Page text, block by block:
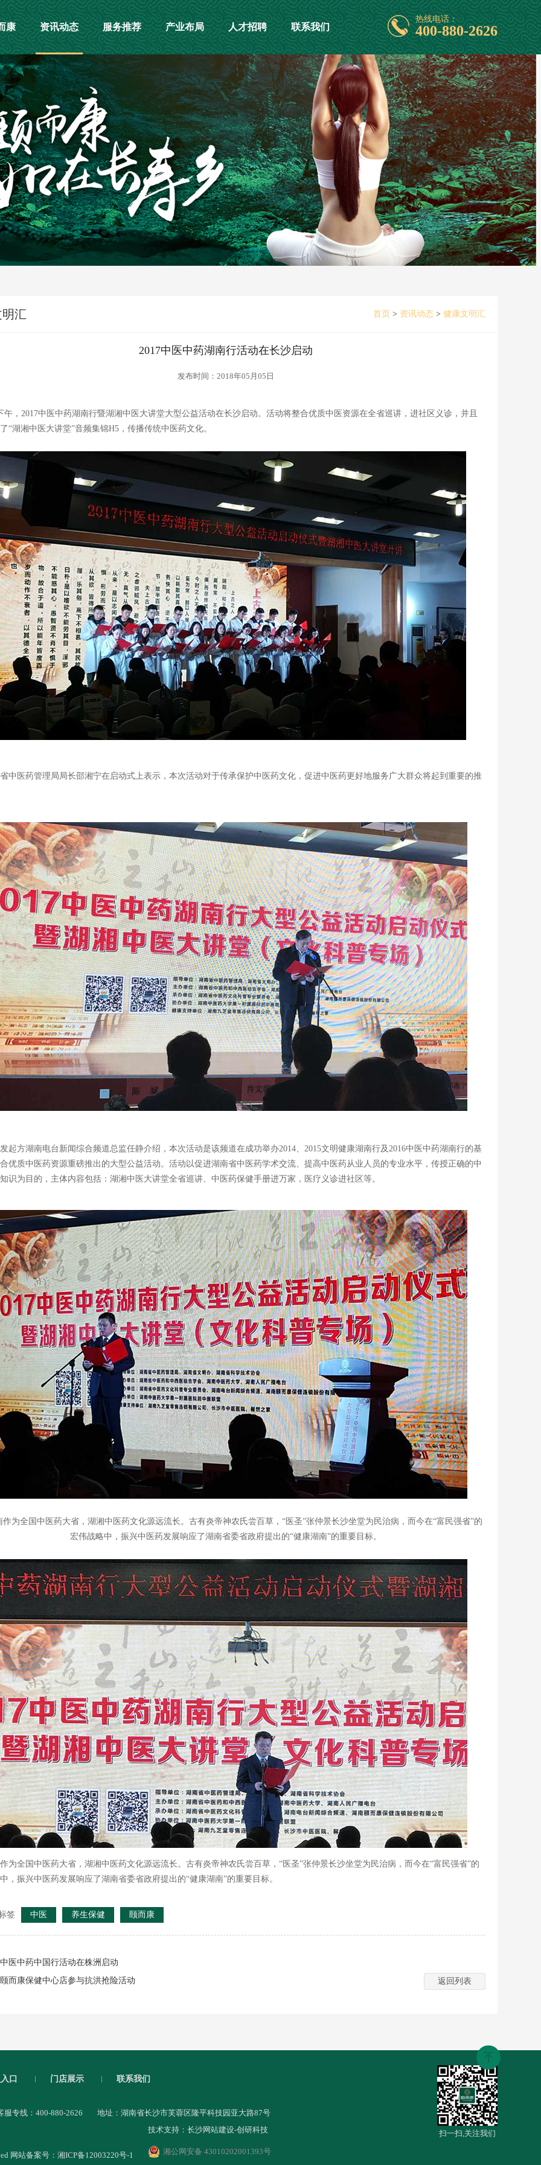
康 资讯动态 服务推荐 产业布局 人才招聘 联系我们
热线电话：
400-880-2626
汇 首页 > 资讯动态 > 健康文明汇
2017中医中药湖南行活动在长沙启动
发布时间：2018年05月05日
午，2017中医中药湖南行暨湖湘中医大讲堂大型公益活动在长沙启动。活动将整合优质中医资源在全省巡讲，进社区义诊，并且
“湖湘中医大讲堂”音频集锦H5，传播传统中医药文化。
中医药管理局局长邵湘宁在启动式上表示，本次活动对于传承保护中医药文化，促进中医药更好地服务广大群众将起到重要的推
起方湖南电台新闻综合频道总监任静介绍，本次活动是该频道在成功举办2014、2015文明健康湖南行及2016中医中药湖南行的基
优质中医药资源重磅推出的大型公益活动。活动以促进湖南省中医药学术交流、提高中医药从业人员的专业水平，传授正确的中
识为目的，主体内容包括：湖湘中医大讲堂全省巡讲、中医药保健手册进万家，医疗义诊进社区等。
作为全国中医药大省，湖湘中医药文化源远流长。古有炎帝神农氏尝百草， “医圣”张仲景长沙坐堂为民治病，而今在“富民强省”的
宏伟战略中，振兴中医药发展响应了湖南省委省政府提出的“健康湖南”的重要目标。
为全国中医药大省，湖湘中医药文化源远流长。古有炎帝神农氏尝百草， “医圣”张仲景长沙坐堂为民治病，而今在“富民强省”的
，振兴中医药发展响应了湖南省委省政府提出的“健康湖南”的重要目标。
签 中医 养生保健 颐而康
中医中药中国行活动在株洲启动
颐而康保健中心店参与抗洪抢险活动
返回列表
口 门店展示 联系我们
服专线：400-880-2626 地址：湖南省长沙市芙蓉区隆平科技园亚大路87号
网站备案号： 湘ICP备12003220号-1
技术支持： 长沙网站建设-创研科技
湘公网安备 43010202001393号
扫一扫,关注我们